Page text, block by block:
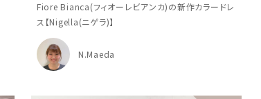
Fiore Bianca(フィオーレビアンカ)の新作カラードレ
ス【Nigella(ニゲラ)】
N.Maeda